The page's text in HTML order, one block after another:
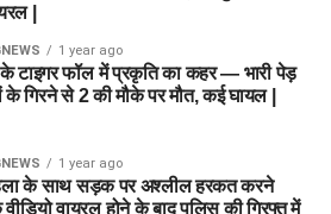
|
1 year ago
टाइगर फॉल में प्रकृति का कहर — भारी पेड़
के गिरने से 2 की मौके पर मौत, कई घायल |
1 year ago
के साथ सड़क पर अश्लील हरकत करने
वायरल होने के बाद पुलिस की गिरफ्त में